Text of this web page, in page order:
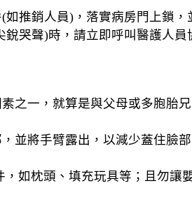
推銷人員)，落實病房門上鎖，
哭聲)時，請立即呼叫醫護人員
之一，就算是與父母或多胞胎
並將手臂露出，以減少蓋住臉
如枕頭、填充玩具等；且勿讓